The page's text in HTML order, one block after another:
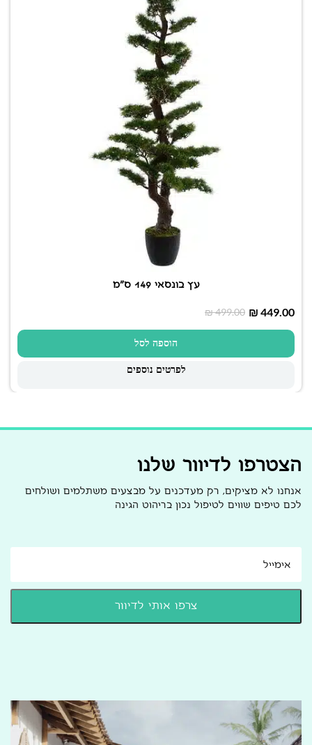
עץ בונסאי 149 ס"מ
₪499.00 ₪ 449.00
הוספה לסל
לפרטים נוספים
הצטרפו לדיוור שלנו
אנחנו לא מציקים, רק מעדכנים על מבצעים משתלמים ושולחים
לכם טיפים שווים לטיפול נכון בריהוט הגינה